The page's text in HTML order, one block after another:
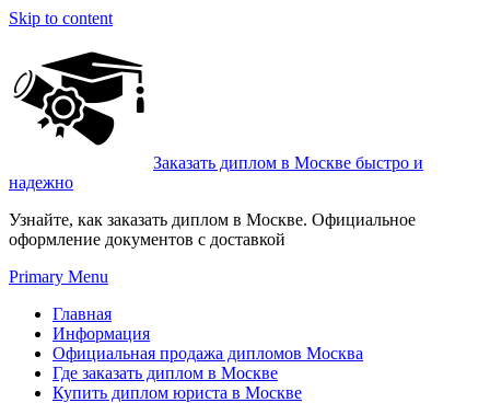
Skip to content
Заказать диплом в Москве быстро и
надежно
Узнайте, как заказать диплом в Москве. Официальное
оформление документов с доставкой
Primary Menu
Главная
Информация
Официальная продажа дипломов Москва
Где заказать диплом в Москве
Купить диплом юриста в Москве